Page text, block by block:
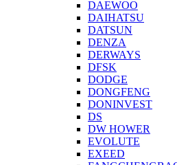
DAEWOO
DAIHATSU
DATSUN
DENZA
DERWAYS
DFSK
DODGE
DONGFENG
DONINVEST
DS
DW HOWER
EVOLUTE
EXEED